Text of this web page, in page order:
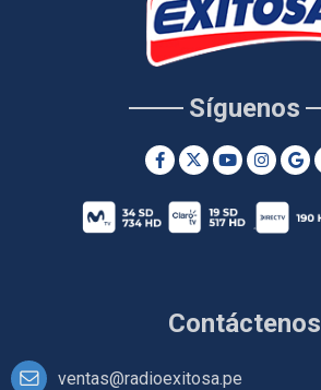
Contáctenos
ventas@radioexitosa.pe
Síguenos